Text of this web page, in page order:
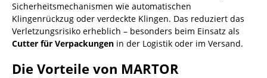
Sicherheitsmechanismen wie automatischen
Klingenrückzug oder verdeckte Klingen. Das reduziert das
Verletzungsrisiko erheblich – besonders beim Einsatz als
Cutter für Verpackungen in der Logistik oder im Versand.
Die Vorteile von MARTOR